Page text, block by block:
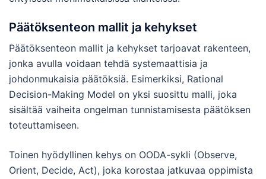
Päätöksenteon mallit ja kehykset
Päätöksenteon mallit ja kehykset tarjoavat rakenteen,
jonka avulla voidaan tehdä systemaattisia ja
johdonmukaisia päätöksiä. Esimerkiksi, Rational
Decision-Making Model on yksi suosittu malli, joka
sisältää vaiheita ongelman tunnistamisesta päätöksen
toteuttamiseen.
Toinen hyödyllinen kehys on OODA-sykli (Observe,
Orient, Decide, Act), joka korostaa jatkuvaa oppimista